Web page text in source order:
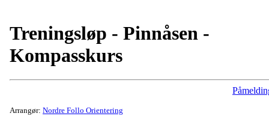
Treningsløp - Pinnåsen -
Kompasskurs
Arrangør: Nordre Follo Orientering